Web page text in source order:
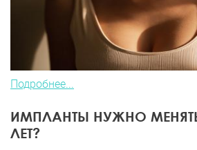
Подробнее...
ИМПЛАНТЫ НУЖНО
ЛЕТ?